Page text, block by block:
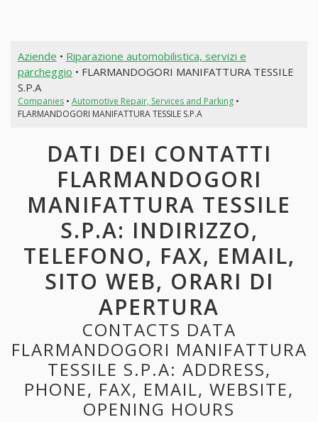
Aziende • Riparazione automobilistica, servizi e
parcheggio • FLARMANDOGORI MANIFATTURA TESSILE
S.P.A
Companies• Automotive Repair, Services and Parking•
FLARMANDOGORI MANIFATTURA TESSILE S.P.A
DATI DEI CONTATTI
FLARMANDOGORI
MANIFATTURA TESSILE
S.P.A: INDIRIZZO,
TELEFONO, FAX, EMAIL,
SITO WEB, ORARI DI
APERTURA
CONTACTS DATA
FLARMANDOGORI MANIFATTURA
TESSILE S.P.A: ADDRESS,
PHONE, FAX, EMAIL, WEBSITE,
OPENING HOURS